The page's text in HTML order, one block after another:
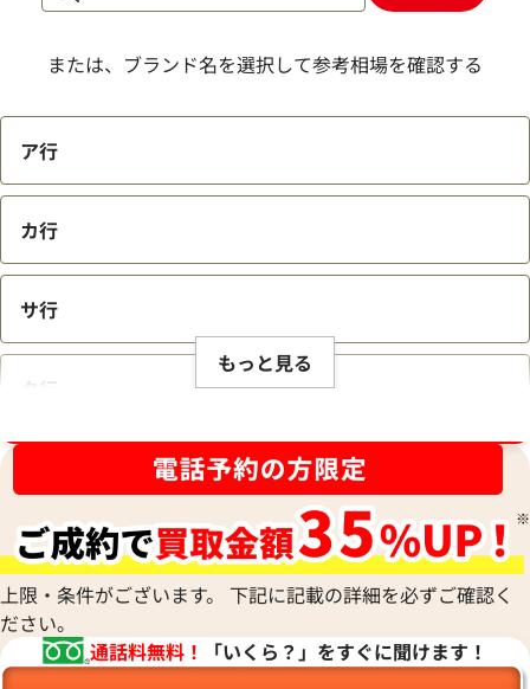
または、ブランド名を選択して参考相場を確認する
ア行
カ行
サ行
タ行
ハ行
マ行
もっと見る
上限・条件がございます。 下記に記載の詳細を必ずご確認く
ださい。
通話料無料！
「いくら？」をすぐに聞けます！